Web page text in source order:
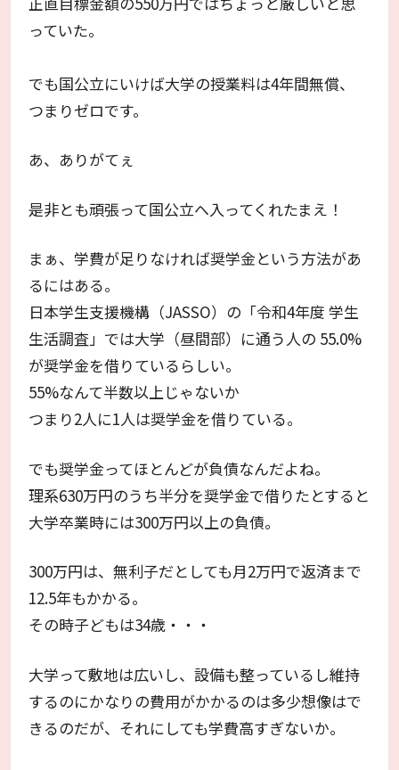
っていた。
でも国公立にいけば大学の授業料は4年間無償、
つまりゼロです。
あ、ありがてぇ
是非とも頑張って国公立へ入ってくれたまえ！
まぁ、学費が足りなければ奨学金という方法があ
るにはある。
日本学生支援機構（JASSO）の「令和4年度 学生
生活調査」では大学（昼間部）に通う人の 55.0%
が奨学金を借りているらしい。
55%なんて半数以上じゃないか
つまり2人に1人は奨学金を借りている。
でも奨学金ってほとんどが負債なんだよね。
理系630万円のうち半分を奨学金で借りたとすると
大学卒業時には300万円以上の負債。
300万円は、無利子だとしても月2万円で返済まで
12.5年もかかる。
その時子どもは34歳・・・
大学って敷地は広いし、設備も整っているし維持
するのにかなりの費用がかかるのは多少想像はで
きるのだが、それにしても学費高すぎないか。